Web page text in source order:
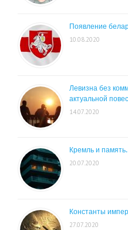
Появление
10.08.2020
Левизна без
актуальной
14.07.2020
Кремль и
20.07.2020
Константы
27.07.2020